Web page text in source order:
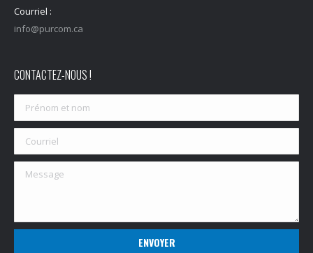
Courriel :
info@purcom.ca
CONTACTEZ-NOUS !